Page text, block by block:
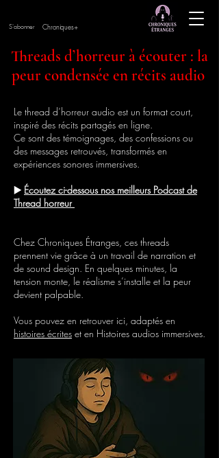
S'abonner Chroniques+
Threads d’horreur à écouter : la
peur condensée en récits audio
Le thread d’horreur audio est un format court,
inspiré des récits partagés en ligne.
Ce sont des témoignages, des confessions ou
des messages retrouvés, transformés en
expériences sonores immersives.
▶️ É​coutez ci-dessous nos meilleurs Podcast de
Thread horreur
Chez Chroniques Étranges, ces threads
prennent vie grâce à un travail de narration et
de sound design. En quelques minutes, la
tension monte, le réalisme s’installe et la peur
devient palpable.
Vous pouvez en retrouver ici, adaptés en
histoires écrites et en Histoires audios immersives.​